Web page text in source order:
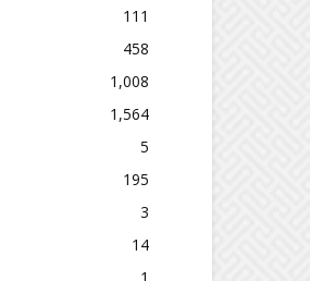
111
458
1,008
1,564
5
195
3
14